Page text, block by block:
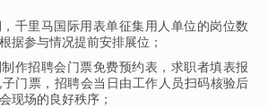
千里马国际用表单征集用人单位的岗位数
据参与情况提前安排展位；
作招聘会门票免费预约表，求职者填表报
门票，招聘会当日由工作人员扫码核验后
现场的良好秩序；